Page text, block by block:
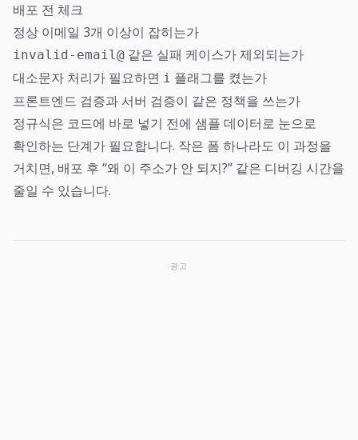
배포 전 체크
정상 이메일 3개 이상이 잡히는가
invalid-email@ 같은 실패 케이스가 제외되는가
대소문자 처리가 필요하면 i 플래그를 켰는가
프론트엔드 검증과 서버 검증이 같은 정책을 쓰는가
정규식은 코드에 바로 넣기 전에 샘플 데이터로 눈으로
확인하는 단계가 필요합니다. 작은 폼 하나라도 이 과정을
거치면, 배포 후 “왜 이 주소가 안 되지?” 같은 디버깅 시간을
줄일 수 있습니다.
광고